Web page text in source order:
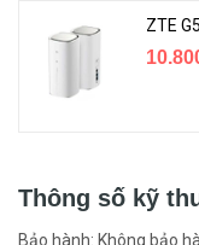
Thông số kỹ
Bảo hành: Không bảo